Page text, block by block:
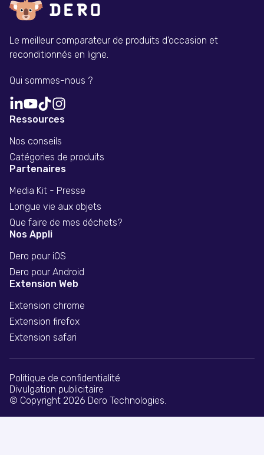
Le meilleur comparateur de produits d'occasion et
reconditionnés en ligne.
Qui sommes-nous ?
Ressources
Nos conseils
Catégories de produits
Partenaires
Media Kit - Presse
Longue vie aux objets
Que faire de mes déchets?
Nos Appli
Dero pour iOS
Dero pour Android
Extension Web
Extension chrome
Extension firefox
Extension safari
© Copyright 2026 Dero Technologies.
Politique de confidentialité
Divulgation publicitaire